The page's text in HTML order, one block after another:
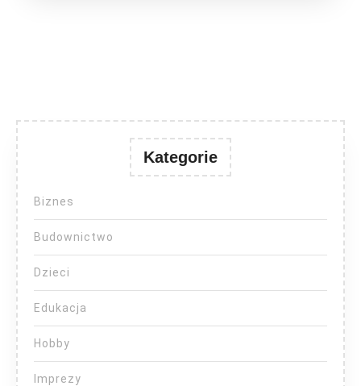
Kategorie
Biznes
Budownictwo
Dzieci
Edukacja
Hobby
Imprezy